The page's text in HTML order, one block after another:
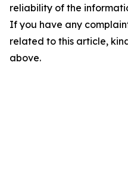
reliability of the
If you have any
related to this article,
above.